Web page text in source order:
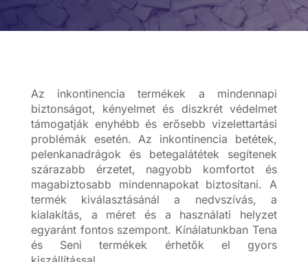
Az inkontinencia termékek a mindennapi
biztonságot, kényelmet és diszkrét védelmet
támogatják enyhébb és erősebb vizelettartási
problémák esetén. Az inkontinencia betétek,
pelenkanadrágok és betegalátétek segítenek
szárazabb érzetet, nagyobb komfortot és
magabiztosabb mindennapokat biztosítani. A
termék kiválasztásánál a nedvszívás, a
kialakítás, a méret és a használati helyzet
egyaránt fontos szempont. Kínálatunkban Tena
és Seni termékek érhetők el gyors